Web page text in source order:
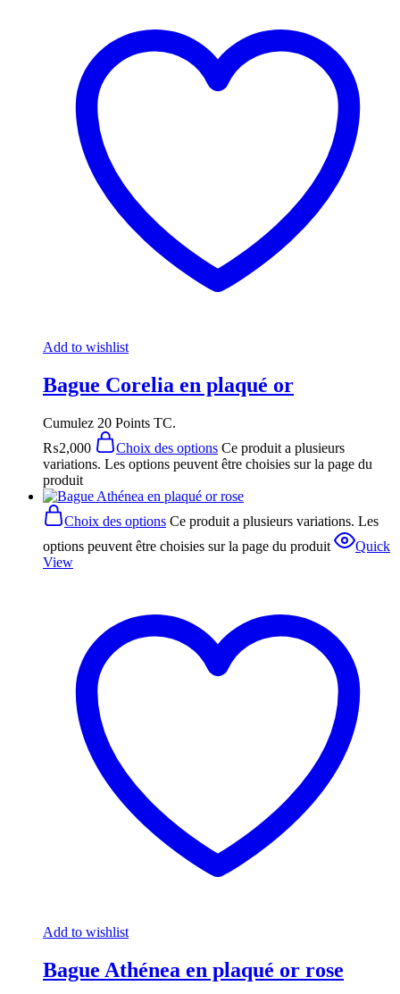
Add to wishlist
Bague Corelia en plaqué or
Cumulez 20 Points TC.
₨2,000 Choix des options Ce produit a plusieurs
variations. Les options peuvent être choisies sur la page du
produit
Choix des options Ce produit a plusieurs variations. Les
options peuvent être choisies sur la page du produit
Quick
View
Add to wishlist
Bague Athénea en plaqué or rose